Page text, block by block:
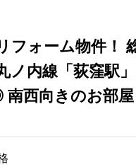
フォーム物件！
ノ内線「荻窪駅
西向きのお部屋